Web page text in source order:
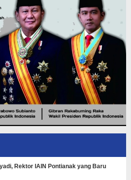
Rektor IAIN Pontianak yang Baru